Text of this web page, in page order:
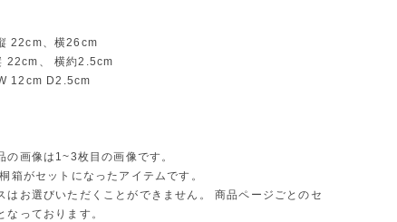
22cm、横26cm
22cm、 横約2.5cm
12cm D2.5cm
画像は1~3枚目の画像です。
箱がセットになったアイテムです。
はお選びいただくことができません。 商品ページごとのセ
なっております。